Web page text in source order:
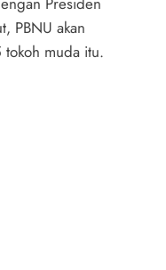
PBNU akan
muda itu.